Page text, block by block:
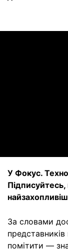
У Фокус.
За словами
помітити —